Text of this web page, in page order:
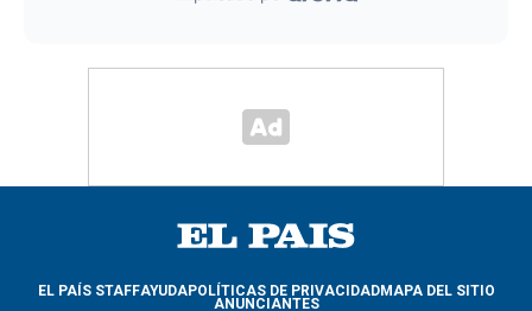
EL PAÍS STAFFAYUDAPOLÍTICAS DE PRIVACIDADMAPA DEL SITIO
ANUNCIANTES